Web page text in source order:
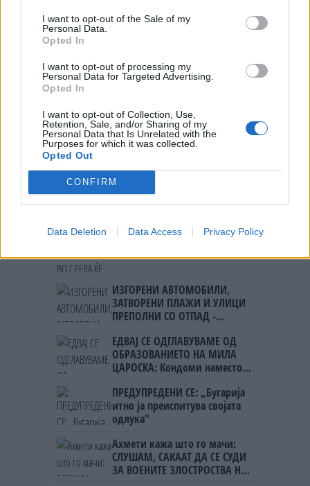
I want to opt-out of the Sale of my
Personal Data.
Opted In
I want to opt-out of processing my
Personal Data for Targeted Advertising.
Opted In
I want to opt-out of Collection, Use,
Retention, Sale, and/or Sharing of my
Personal Data that Is Unrelated with the
Purposes for which it was collected.
Opted Out
CONFIRM
Data Deletion Data Access Privacy Policy
СЕ СПРЕМА МЕТЕОРОЛОШКИ
УЛЦИЊ Е АЛБАНСКИ, ЌЕ ГО
ОСЛОБОДИМЕ- Скандалозна
Црна Гора
БУГАРИТЕ СО ШОКАНТНО
ОТКРИТИЕ по падот на Дунав,
ТЕМПЕРАТУРАТА ВО СРЕДА ЌЕ
ИЗГОРЕНИ АВТОМОБИЛИ,
ЗАТВОРЕНИ ПЛАЖИ И УЛИЦИ
ПРЕПОЛНИ СО ОТПАД -
мигрантскиот бран кон Сеута
ЕДВАЈ СЕ ОДГЛАВУВАМЕ ОД
ОБРАЗОВАНИЕТО НА МИЛА
ЦАРОСКА: Кондоми наместо
ПРЕДУПРЕДЕНИ СЕ: „Бугарија
итно ја преиспитува својата
одлука“
Ахмети кажа што го мачи:
СЛУШАМ, САКААТ ДА СЕ СУДИ
ЗА ВОЕНИТЕ ЗЛОСТРОСТВА НА